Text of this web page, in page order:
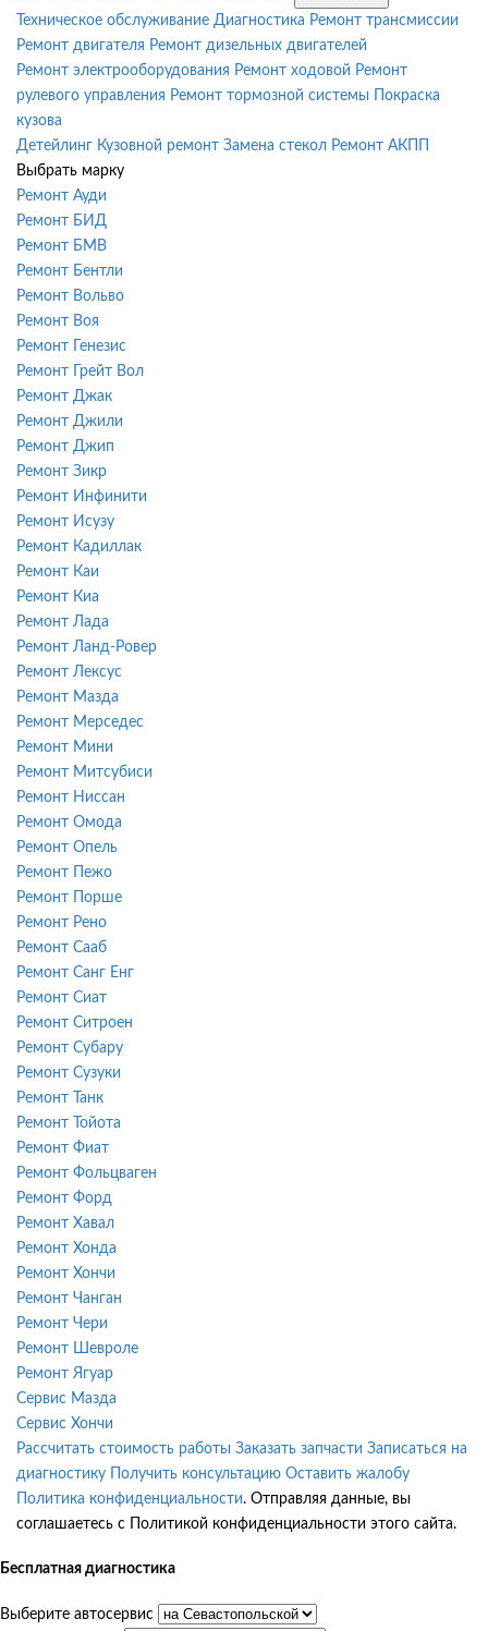
Техническое обслуживание Диагностика Ремонт трансмиссии
Ремонт двигателя Ремонт дизельных двигателей
Ремонт электрооборудования Ремонт ходовой Ремонт
рулевого управления Ремонт тормозной системы
Покраска
кузова
Детейлинг Кузовной ремонт Замена стекол Ремонт АКПП
Выбрать марку
Ремонт Ауди
Ремонт БИД
Ремонт БМВ
Ремонт Бентли
Ремонт Вольво
Ремонт Воя
Ремонт Генезис
Ремонт Грейт Вол
Ремонт Джак
Ремонт Джили
Ремонт Джип
Ремонт Зикр
Ремонт Инфинити
Ремонт Исузу
Ремонт Кадиллак
Ремонт Каи
Ремонт Киа
Ремонт Лада
Ремонт Ланд-Ровер
Ремонт Лексус
Ремонт Мазда
Ремонт Мерседес
Ремонт Мини
Ремонт Митсубиси
Ремонт Ниссан
Ремонт Омода
Ремонт Опель
Ремонт Пежо
Ремонт Порше
Ремонт Рено
Ремонт Сааб
Ремонт Санг Енг
Ремонт Сиат
Ремонт Ситроен
Ремонт Субару
Ремонт Сузуки
Ремонт Танк
Ремонт Тойота
Ремонт Фиат
Ремонт Фольцваген
Ремонт Форд
Ремонт Хавал
Ремонт Хонда
Ремонт Хончи
Ремонт Чанган
Ремонт Чери
Ремонт Шевроле
Ремонт Ягуар
Сервис Мазда
Сервис Хончи
Рассчитать стоимость работы Заказать запчасти Записаться на
диагностику
Получить консультацию Оставить жалобу
Политика конфиденциальности. Отправляя данные, вы
соглашаетесь с Политикой конфиденциальности этого сайта.
Бесплатная диагностика
Выберите автосервис